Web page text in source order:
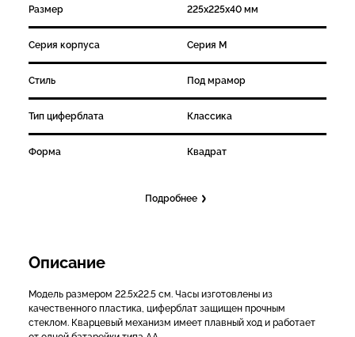
Размер 225х225х40 мм
Серия корпуса Серия M
Стиль Под мрамор
Тип циферблата Классика
Форма Квадрат
Подробнее
Описание
Модель размером 22.5х22.5 см. Часы изготовлены из
качественного пластика, циферблат защищен прочным
стеклом. Кварцевый механизм имеет плавный ход и работает